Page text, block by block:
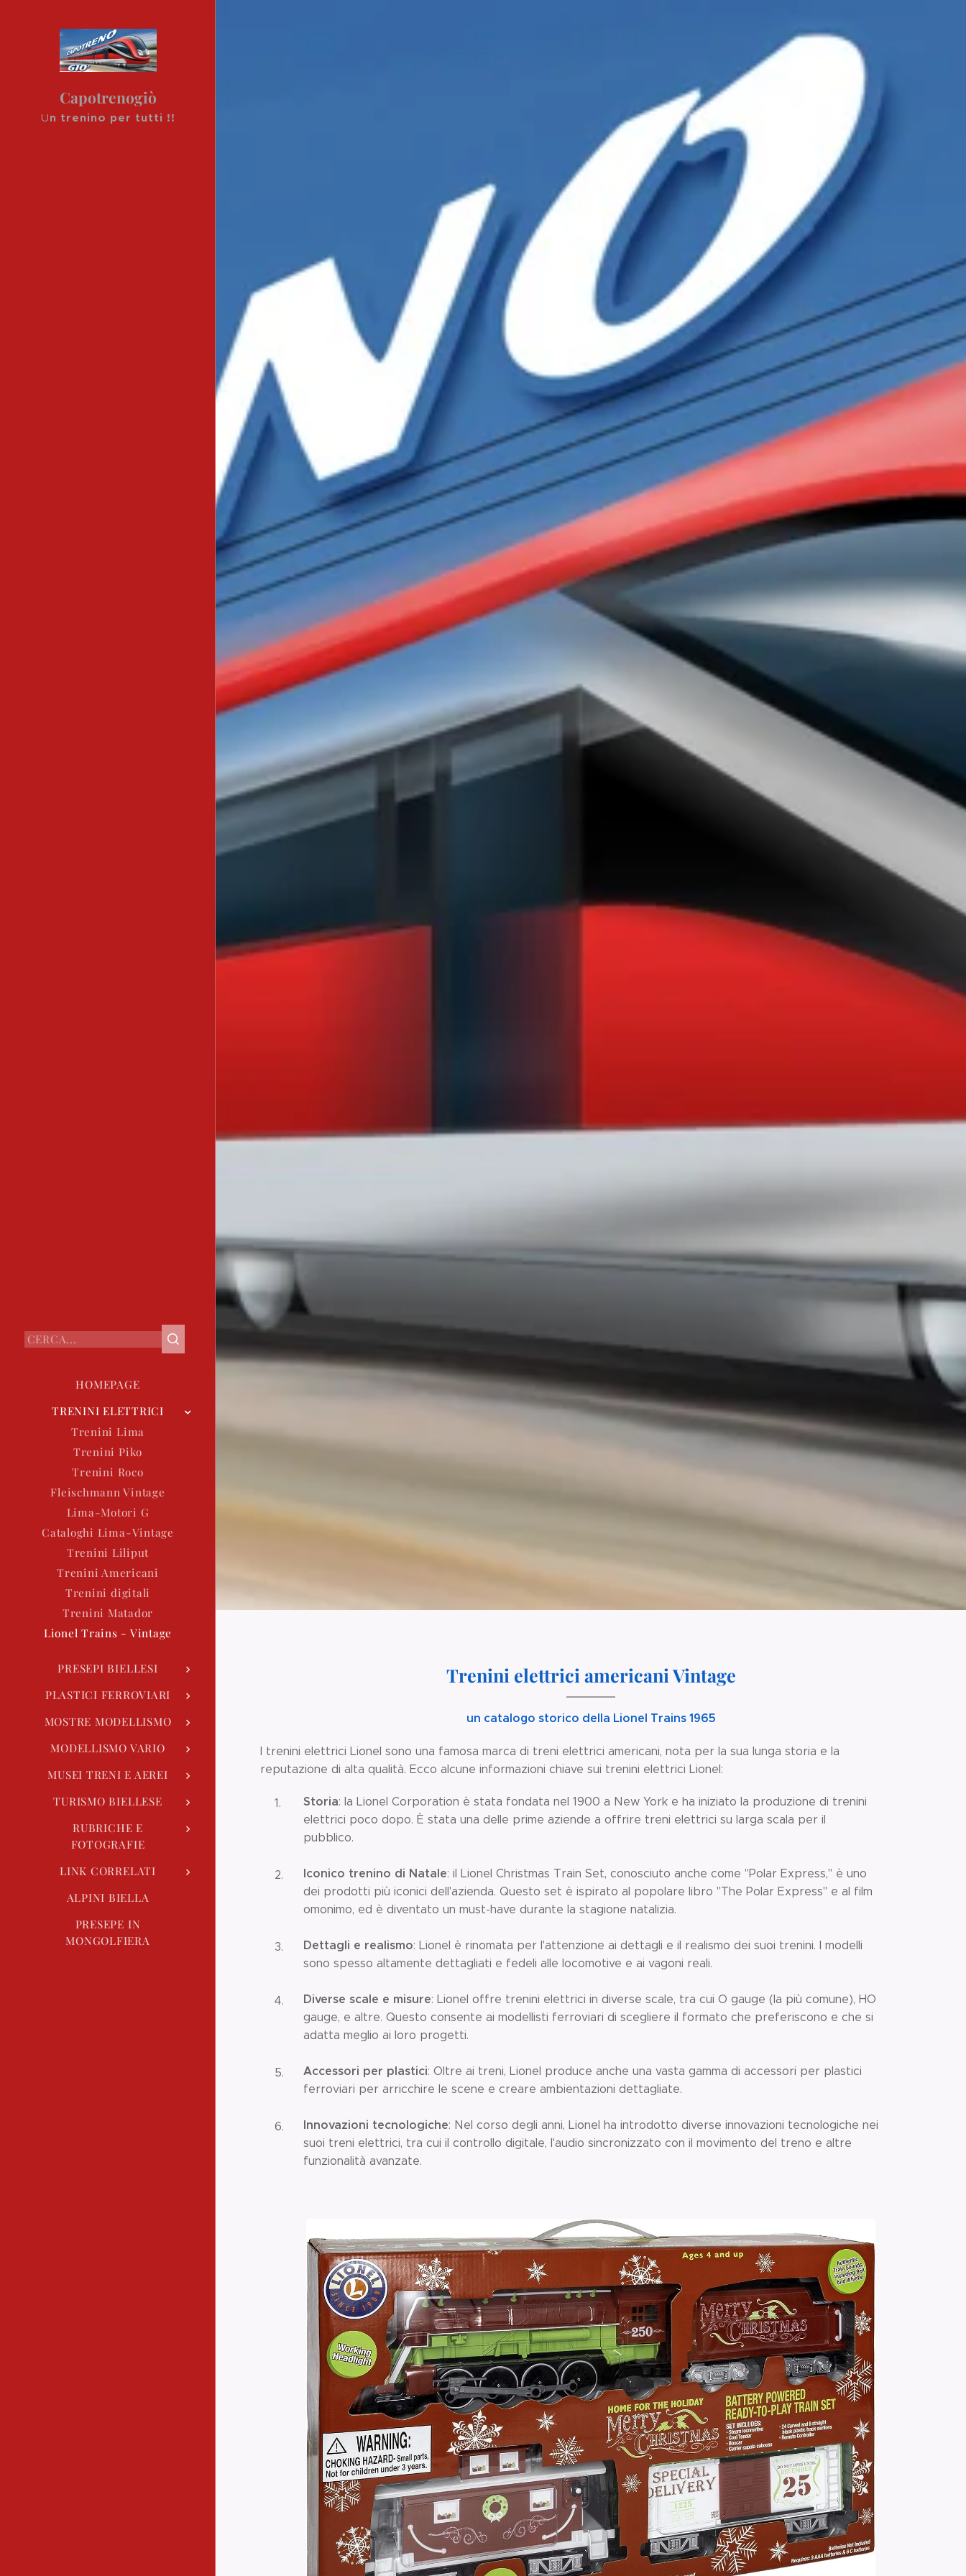
Capotrenogiò
Un trenino per tutti !!
HOMEPAGE
TRENINI ELETTRICI
Trenini Lima
Trenini Piko
Trenini Roco
Fleischmann Vintage
Lima-Motori G
Cataloghi Lima-Vintage
Trenini Liliput
Trenini Americani
Trenini digitali
Trenini Matador
Lionel Trains - Vintage
PRESEPI BIELLESI
PLASTICI FERROVIARI
MOSTRE MODELLISMO
MODELLISMO VARIO
MUSEI TRENI E AEREI
TURISMO BIELLESE
RUBRICHE E
FOTOGRAFIE
LINK CORRELATI
ALPINI BIELLA
PRESEPE IN
MONGOLFIERA
Trenini elettrici americani Vintage
un catalogo storico della Lionel Trains 1965
I trenini elettrici Lionel sono una famosa marca di treni elettrici americani, nota per la sua lunga storia e la
reputazione di alta qualità. Ecco alcune informazioni chiave sui trenini elettrici Lionel:
Storia: la Lionel Corporation è stata fondata nel 1900 a New York e ha iniziato la produzione di trenini
elettrici poco dopo. È stata una delle prime aziende a offrire treni elettrici su larga scala per il
pubblico.
Iconico trenino di Natale: il Lionel Christmas Train Set, conosciuto anche come "Polar Express," è uno
dei prodotti più iconici dell'azienda. Questo set è ispirato al popolare libro "The Polar Express" e al film
omonimo, ed è diventato un must-have durante la stagione natalizia.
Dettagli e realismo: Lionel è rinomata per l'attenzione ai dettagli e il realismo dei suoi trenini. I modelli
sono spesso altamente dettagliati e fedeli alle locomotive e ai vagoni reali.
Diverse scale e misure: Lionel offre trenini elettrici in diverse scale, tra cui O gauge (la più comune), HO
gauge, e altre. Questo consente ai modellisti ferroviari di scegliere il formato che preferiscono e che si
adatta meglio ai loro progetti.
Accessori per plastici: Oltre ai treni, Lionel produce anche una vasta gamma di accessori per plastici
ferroviari per arricchire le scene e creare ambientazioni dettagliate.
Innovazioni tecnologiche: Nel corso degli anni, Lionel ha introdotto diverse innovazioni tecnologiche nei
suoi treni elettrici, tra cui il controllo digitale, l'audio sincronizzato con il movimento del treno e altre
funzionalità avanzate.